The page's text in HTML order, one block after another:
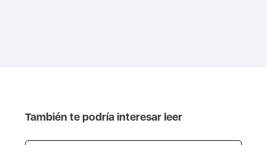
También te podría interesar leer